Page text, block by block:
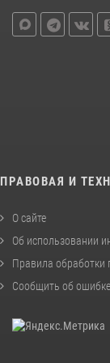
ПРАВОВАЯ И
О сайте
Об использовании
Правила обработки
Сообщить об ошибке